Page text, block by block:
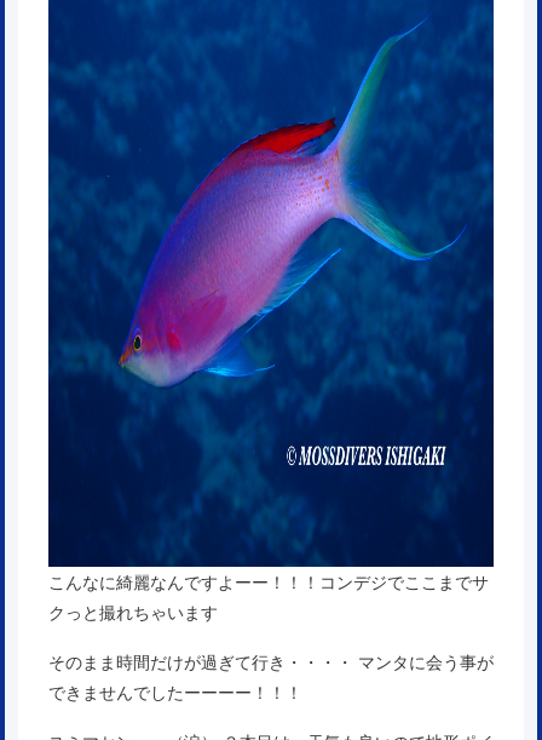
こんなに綺麗なんですよーー！！！コンデジでここまでサ
クっと撮れちゃいます
そのまま時間だけが過ぎて行き・・・・ マンタに会う事が
できませんでしたーーーー！！！